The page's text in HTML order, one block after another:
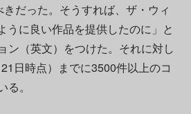
きだった。そうすれば、ザ・ウィ
うに良い作品を提供したのに」と
ン（英文）をつけた。それに対し
日時点）までに3500件以上のコ
。